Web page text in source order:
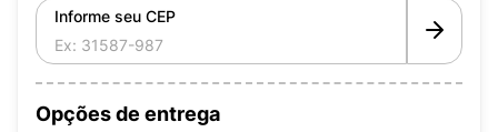
Informe seu CEP
Opções de entrega